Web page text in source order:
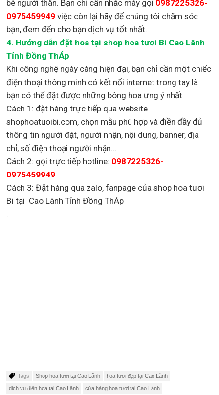
bè người thân. Bạn chỉ cần nhắc máy gọi 0987225326-
0975459949việc còn lại hãy để chúng tôi chăm sóc
bạn, đem đến cho bạn dịch vụ tốt nhất.
4. Hướng dẫn đặt hoa tại shop hoa tươi Bi Cao Lãnh
Tỉnh Đồng ThÁp
Khi công nghệ ngày càng hiện đại, bạn chỉ cần một chiếc
điện thoại thông minh có kết nối internet trong tay là
bạn có thể đặt được những bông hoa ưng ý nhất
Cách 1: đặt hàng trực tiếp qua website
shophoatuoibi.com, chọn mẫu phù hợp và điền đầy đủ
thông tin người đặt, người nhận, nội dung, banner, địa
chỉ, số điện thoại người nhận…
Cách 2: gọi trực tiếp hotline: 0987225326-
0975459949
Cách 3: Đặt hàng qua zalo, fanpage của shop hoa tươi
Bi tại Cao Lãnh Tỉnh Đồng ThÁp
.
Tags Shop hoa tươi tại Cao Lãnh hoa tươi đẹp tại Cao Lãnh
dịch vụ điện hoa tại Cao Lãnh cửa hàng hoa tươi tại Cao Lãnh